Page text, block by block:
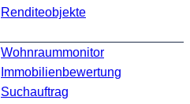
Renditeobjekte
Wohnraummonitor
Immobilienbewertung
Suchauftrag